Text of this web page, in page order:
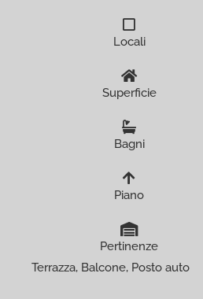
Locali
Superficie
Bagni
Piano
Pertinenze
Terrazza, Balcone, Posto auto